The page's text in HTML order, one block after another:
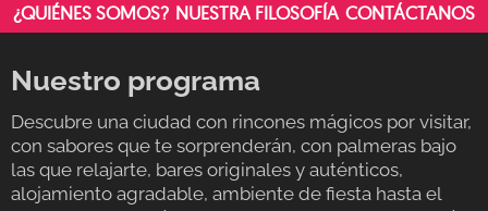
¿QUIÉNES SOMOS? NUESTRA FILOSOFÍA CONTÁCTANOS
Nuestro programa
Descubre una ciudad con rincones mágicos por visitar,
con sabores que te sorprenderán, con palmeras bajo
las que relajarte, bares originales y auténticos,
alojamiento agradable, ambiente de fiesta hasta el